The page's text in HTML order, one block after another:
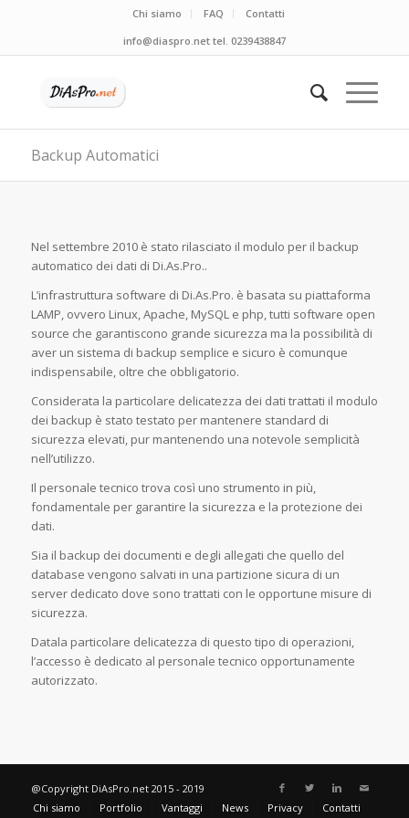
Chi siamo FAQ
Contatti
info@diaspro.net tel. 0239438847
Backup Automatici
Nel settembre 2010 è stato rilasciato il modulo per il backup
automatico dei dati di Di.As.Pro..
L’infrastruttura software di Di.As.Pro. è basata su piattaforma
LAMP, ovvero Linux, Apache, MySQL e php, tutti software open
source che garantiscono grande sicurezza ma la possibilità di
aver un sistema di backup semplice e sicuro è comunque
indispensabile, oltre che obbligatorio.
Considerata la particolare delicatezza dei dati trattati il modulo
dei backup è stato testato per mantenere standard di
sicurezza elevati, pur mantenendo una notevole semplicità
nell’utilizzo.
Il personale tecnico trova così uno strumento in più,
fondamentale per garantire la sicurezza e la protezione dei
dati.
Sia il backup dei documenti e degli allegati che quello del
database vengono salvati in una partizione sicura di un
server dedicato dove sono trattati con le opportune misure di
sicurezza.
Datala particolare delicatezza di questo tipo di operazioni,
l’accesso è dedicato al personale tecnico opportunamente
autorizzato.
@Copyright DiAsPro.net 2015 - 2019
Chi siamo
Portfolio Vantaggi News Privacy Contatti